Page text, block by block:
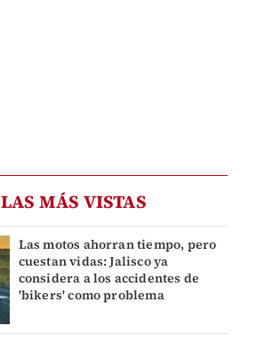
LAS MÁS VISTAS
Las motos ahorran tiempo, pero
cuestan vidas: Jalisco ya
considera a los accidentes de
'bikers' como problema